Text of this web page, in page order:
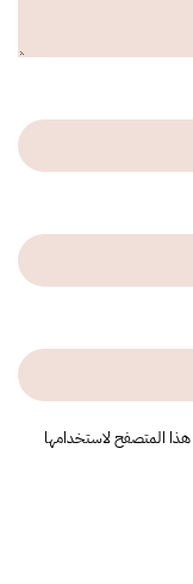
هذا المتصفح لاستخدامها